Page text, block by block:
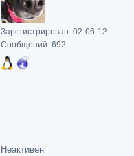
Зарегистрирован: 02-06-12
Сообщений: 692
Неактивен